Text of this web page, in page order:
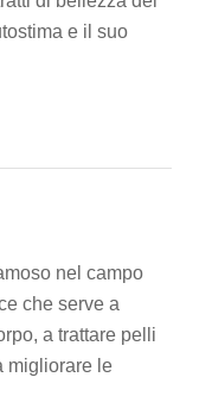
e il suo
nel campo
che serve a
a trattare pelli
migliorare le